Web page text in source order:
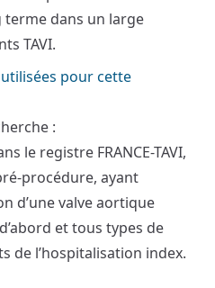
dans un large
TAVI.
pour cette
:
le registre FRANCE-TAVI,
procédure, ayant
d’une valve aortique
et tous types de
de l’hospitalisation index.